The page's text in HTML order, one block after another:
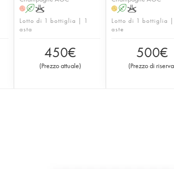
H AK
Lotto di 1 bottiglia | 1
asta
450€
(Prezzo attuale)
H AK
Lotto di 1 bottiglia
aste
500€
(Prezzo di riserva